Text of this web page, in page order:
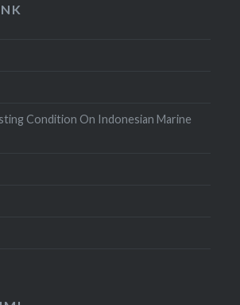
Condition On Indonesian Marine